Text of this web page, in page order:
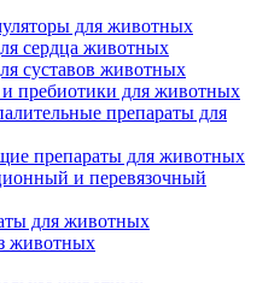
для животных
сердца животных
суставов животных
пребиотики для животных
препараты для
препараты для животных
и перевязочный
для животных
животных